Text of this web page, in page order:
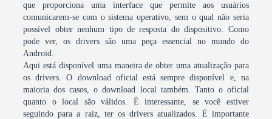
que proporciona uma interface que permite aos usuários
comunicarem-se com o sistema operativo, sem o qual não seria
possível obter nenhum tipo de resposta do dispositivo. Como
pode ver, os drivers são uma peça essencial no mundo do
Android.
Aqui está disponível uma maneira de obter uma atualização para
os drivers. O download oficial está sempre disponível e, na
maioria dos casos, o download local também. Tanto o oficial
quanto o local são válidos. É interessante, se você estiver
seguindo para a raiz, ter os drivers atualizados. É importante